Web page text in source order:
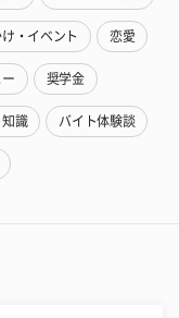
・イベント 恋愛
奨学金
知識 バイト体験談